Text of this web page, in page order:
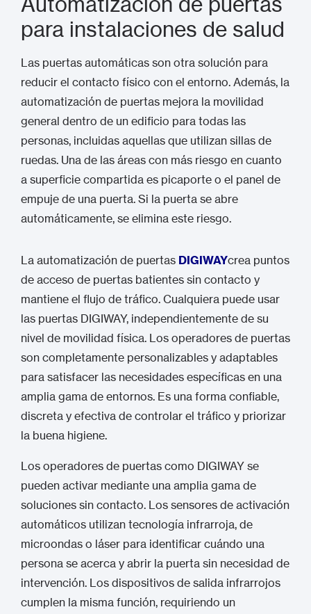
para instalaciones de salud
Las puertas automáticas son otra solución para
reducir el contacto físico con el entorno. Además, la
automatización de puertas mejora la movilidad
general dentro de un edificio para todas las
personas, incluidas aquellas que utilizan sillas de
ruedas. Una de las áreas con más riesgo en cuanto
a superficie compartida es picaporte o el panel de
empuje de una puerta. Si la puerta se abre
automáticamente, se elimina este riesgo.
La automatización de puertas DIGIWAYcrea puntos
de acceso de puertas batientes sin contacto y
mantiene el flujo de tráfico. Cualquiera puede usar
las puertas DIGIWAY, independientemente de su
nivel de movilidad física. Los operadores de puertas
son completamente personalizables y adaptables
para satisfacer las necesidades específicas en una
amplia gama de entornos. Es una forma confiable,
discreta y efectiva de controlar el tráfico y priorizar
la buena higiene.
Los operadores de puertas como DIGIWAY se
pueden activar mediante una amplia gama de
soluciones sin contacto. Los sensores de activación
automáticos utilizan tecnología infrarroja, de
microondas o láser para identificar cuándo una
persona se acerca y abrir la puerta sin necesidad de
intervención. Los dispositivos de salida infrarrojos
cumplen la misma función, requiriendo un